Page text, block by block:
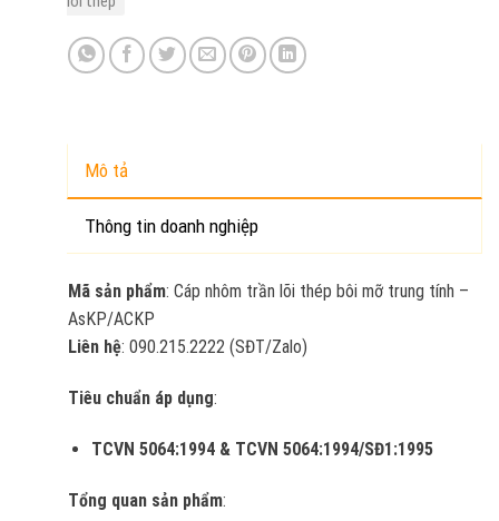
Mô tả
Thông tin doanh nghiệp
Mã sản phẩm: Cáp nhôm trần lõi thép bôi mỡ trung tính –
AsKP/ACKP
Liên hệ: 090.215.2222 (SĐT/Zalo)
Tiêu chuẩn áp dụng:
TCVN 5064:1994 & TCVN 5064:1994/SĐ1:1995
Tổng quan sản phẩm: